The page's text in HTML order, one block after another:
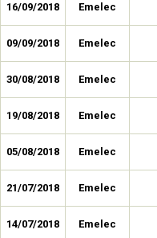
16/09/2018 Emelec
09/09/2018 Emelec
30/08/2018 Emelec
19/08/2018 Emelec
05/08/2018 Emelec
21/07/2018 Emelec
14/07/2018 Emelec